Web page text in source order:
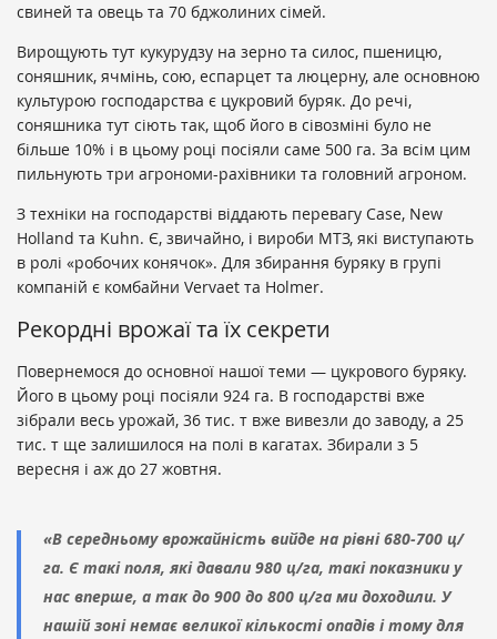
свиней та овець та 70 бджолиних сімей.
Вирощують тут кукурудзу на зерно та силос, пшеницю,
соняшник, ячмінь, сою, еспарцет та люцерну, але основною
культурою господарства є цукровий буряк. До речі,
соняшника тут сіють так, щоб його в сівозміні було не
більше 10% і в цьому році посіяли саме 500 га. За всім цим
пильнують три агрономи-рахівники та головний агроном.
З техніки на господарстві віддають перевагу Case, New
Holland та Kuhn. Є, звичайно, і вироби МТЗ, які виступають
в ролі «робочих конячок». Для збирання буряку в групі
компаній є комбайни Vervaet та Holmer.
Рекордні врожаї та їх секрети
Повернемося до основної нашої теми — цукрового буряку.
Його в цьому році посіяли 924 га. В господарстві вже
зібрали весь урожай, 36 тис. т вже вивезли до заводу, а 25
тис. т ще залишилося на полі в кагатах. Збирали з 5
вересня і аж до 27 жовтня.
«В середньому врожайність вийде на рівні 680-700 ц/
га. Є такі поля, які давали 980 ц/га, такі показники у
нас вперше, а так до 900 до 800 ц/га ми доходили. У
нашій зоні немає великої кількості опадів і тому для